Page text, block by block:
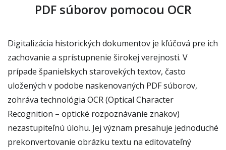
PDF súborov pomocou OCR
Digitalizácia historických dokumentov je kľúčová pre ich
zachovanie a sprístupnenie širokej verejnosti. V
prípade španielskych starovekých textov, často
uložených v podobe naskenovaných PDF súborov,
zohráva technológia OCR (Optical Character
Recognition – optické rozpoznávanie znakov)
nezastupiteľnú úlohu. Jej význam presahuje jednoduché
prekonvertovanie obrázku textu na editovateľný